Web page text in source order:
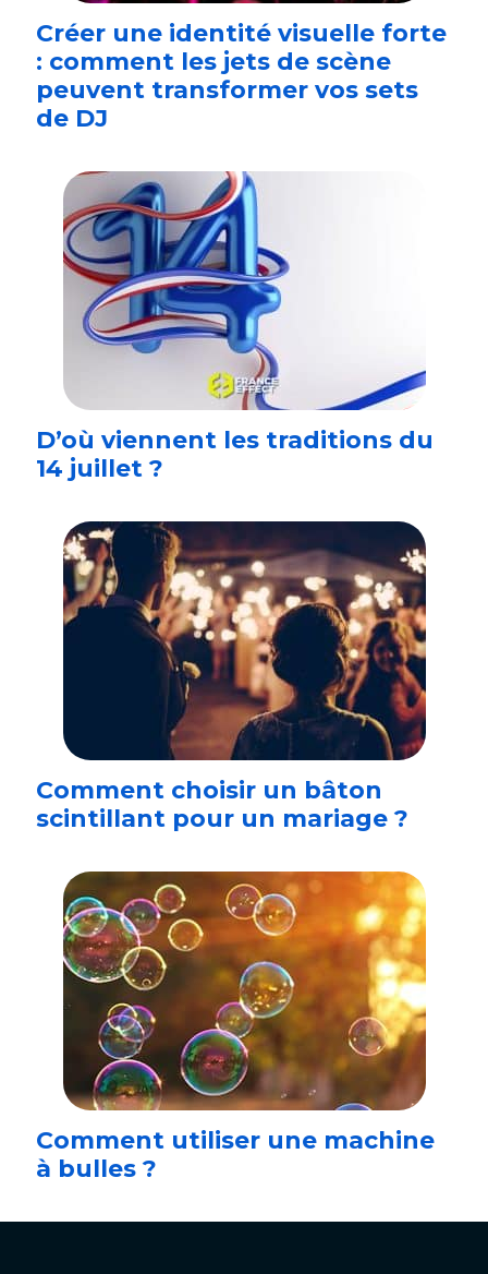
Créer une identité visuelle forte
: comment les jets de scène
peuvent transformer vos sets
de DJ
D’où viennent les traditions du
14 juillet ?
Comment choisir un bâton
scintillant pour un mariage ?
Comment utiliser une machine
à bulles ?